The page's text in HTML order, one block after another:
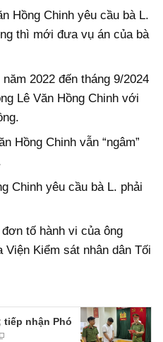
Hồng Chinh yêu cầu bà L.
thì mới đưa vụ án của bà
2022 đến tháng 9/2024
Lê Văn Hồng Chinh với
Hồng Chinh vẫn “ngâm”
Chinh yêu cầu bà L. phải
tố hành vi của ông
Kiểm sát nhân dân Tối
tiếp nhận Phó